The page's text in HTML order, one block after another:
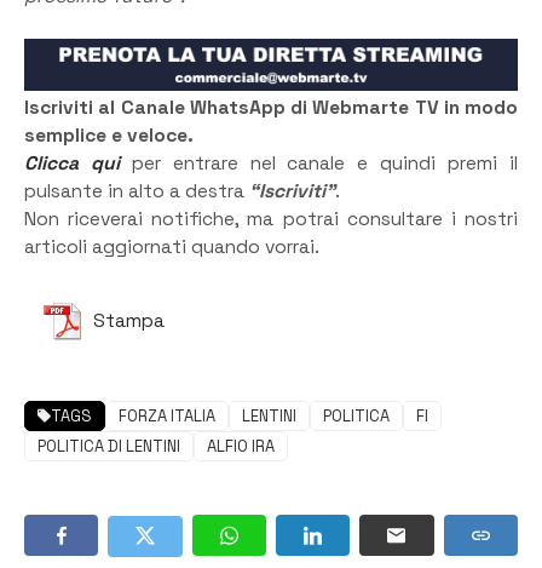
Iscriviti al Canale WhatsApp di Webmarte TV in modo
semplice e veloce.
Clicca quiper entrare nel canale e quindi premi il
pulsante in alto a destra “Iscriviti”.
Non riceverai notifiche, ma potrai consultare i nostri
articoli aggiornati quando vorrai.
Stampa
TAGS FORZA ITALIA LENTINI POLITICA
FI
POLITICA DI LENTINI
ALFIO IRA